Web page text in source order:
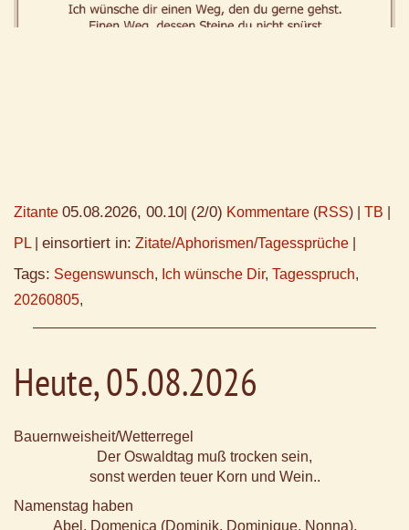
Zitante 05.08.2026, 00.10 (2/0) Kommentare (RSS) | TB
PL
einsortiert in: Zitate/Aphorismen/Tagessprüche
Tags: Segenswunsch, Ich wünsche Dir, Tagesspruch,
20260805,
Heute, 05.08.2026
Bauernweisheit/Wetterregel
Der Oswaldtag muß trocken sein,
sonst werden teuer Korn und Wein..
Namenstag haben
Abel, Domenica (Dominik, Dominique, Nonna),